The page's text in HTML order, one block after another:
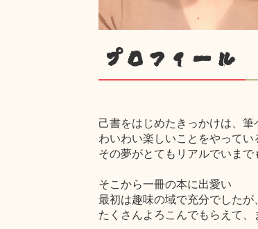
プロフィール
己書をはじめたきっかけは、
わいわい楽しいことをやってい
その夢がとてもリアルでいまで
そこから一冊の本に出愛い
最初は趣味の域で充分でした
たくさんよろこんでもらえて、